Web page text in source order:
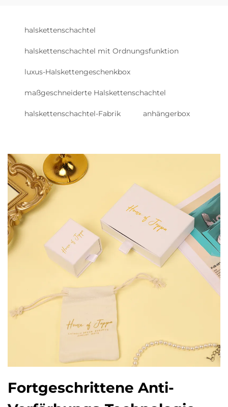
halskettenschachtel
halskettenschachtel mit Ordnungsfunktion
luxus-Halskettengeschenkbox
maßgeschneiderte Halskettenschachtel
halskettenschachtel-Fabrik anhängerbox
Fortgeschrittene Anti-